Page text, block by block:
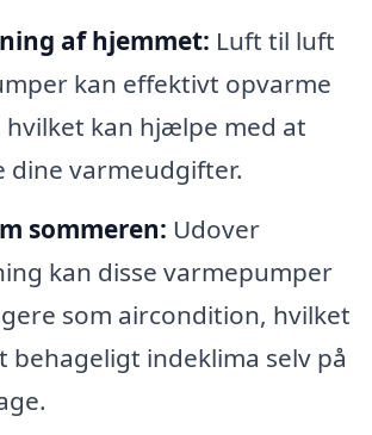
af hjemmet: Luft til luft
kan effektivt opvarme
hvilket kan hjælpe med at
dine varmeudgifter.
sommeren: Udover
kan disse varmepumper
som aircondition, hvilket
behageligt indeklima selv på